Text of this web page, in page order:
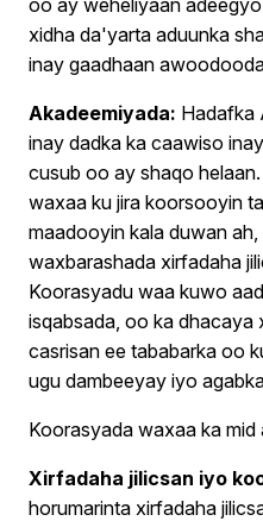
oo ay weheliyaan
xidha da'yarta aduunka
inay gaadhaan
Akadeemiyada: Hadafka
inay dadka ka caawiso
cusub oo ay shaqo
waxaa ku jira koorsooyin
maadooyin kala duwan
waxbarashada xirfadaha
Koorasyadu waa kuwo
isqabsada, oo ka dhacaya
casrisan ee tababarka oo
ugu dambeeyay iyo
Koorasyada waxaa ka mid
Xirfadaha jilicsan iyo
horumarinta xirfadaha